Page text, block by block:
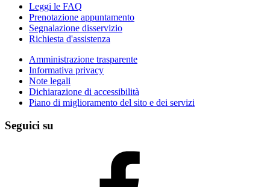
Leggi le FAQ
Prenotazione appuntamento
Segnalazione disservizio
Richiesta d'assistenza
Amministrazione trasparente
Informativa privacy
Note legali
Dichiarazione di accessibilità
Piano di miglioramento del sito e dei servizi
Seguici su